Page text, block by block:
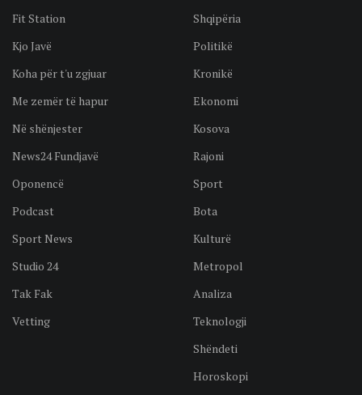
Fit Station
Kjo Javë
Koha për t'u zgjuar
Me zemër të hapur
Në shënjester
News24 Fundjavë
Oponencë
Podcast
Sport News
Studio 24
Tak Fak
Vetting
Shqipëria
Politikë
Kronikë
Ekonomi
Kosova
Rajoni
Sport
Bota
Kulturë
Metropol
Analiza
Teknologji
Shëndeti
Horoskopi